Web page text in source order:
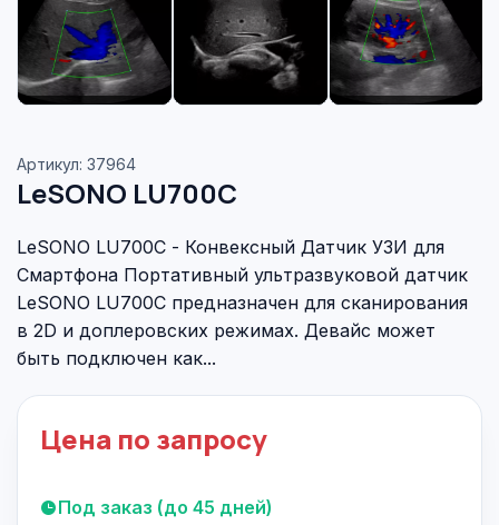
Артикул: 37964
LeSONO LU700C
LeSONO LU700C - Конвексный Датчик УЗИ для
Смартфона Портативный ультразвуковой датчик
LeSONO LU700C предназначен для сканирования
в 2D и доплеровских режимах. Девайс может
быть подключен как...
Цена по запросу
Под заказ (до 45 дней)